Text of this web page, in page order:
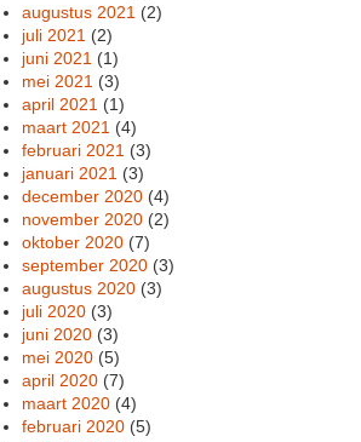
augustus 2021 (2)
juli 2021 (2)
juni 2021 (1)
mei 2021 (3)
april 2021 (1)
maart 2021 (4)
februari 2021 (3)
januari 2021 (3)
december 2020 (4)
november 2020 (2)
oktober 2020 (7)
september 2020 (3)
augustus 2020 (3)
juli 2020 (3)
juni 2020 (3)
mei 2020 (5)
april 2020 (7)
maart 2020 (4)
februari 2020 (5)